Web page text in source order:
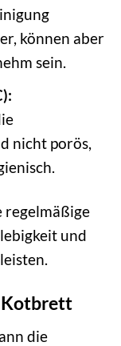
können aber
sein.
nicht porös,
regelmäßige
und
Kotbrett
die